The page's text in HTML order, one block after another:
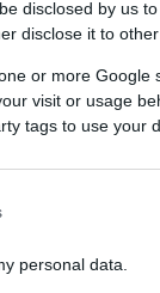
disclosed by us
disclose it to
or more
visit or usage
tags to use your
personal data.